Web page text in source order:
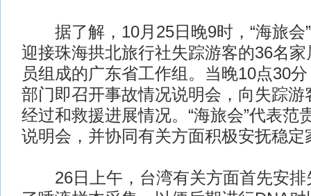
据了解，10月25日晚9时，“海旅会
迎接珠海拱北旅行社失踪游客的36名
员组成的广东省工作组。当晚10点30分
部门即召开事故情况说明会，向失踪游
经过和救援进展情况。“海旅会”代表范
说明会，并协同有关方面积极安抚稳定
26日上午，台湾有关方面首先安排